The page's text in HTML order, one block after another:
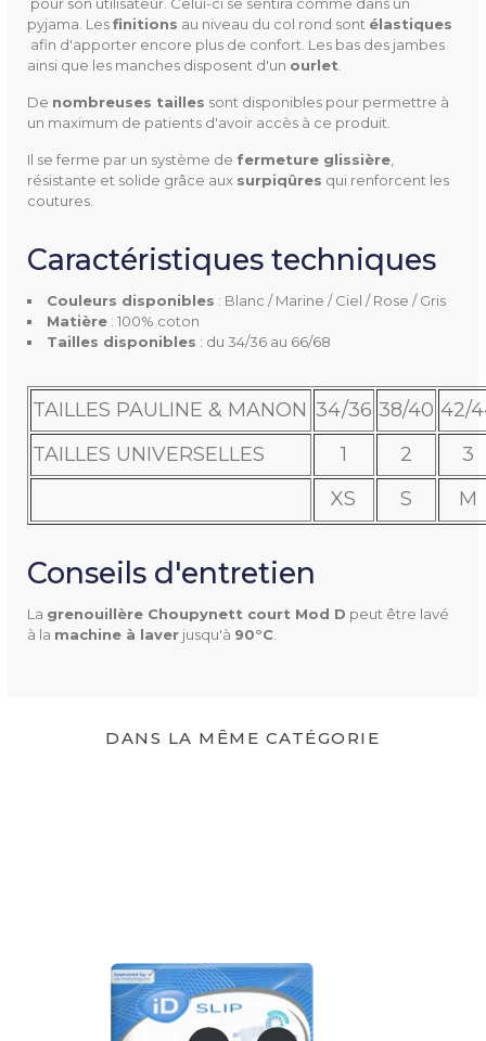
pyjama. Lesfinitions au niveau du col rond sont élastiques
afin d'apporter encore plus de confort. Les bas des jambes
ainsi que les manches disposent d'un ourlet
De nombreuses tailles sont disponibles pour permettre à
un maximum de patients d'avoir accès à ce produit.
Il se ferme par un système de fermeture glissière,
résistante et solide grâce aux surpiqûres qui renforcent les
coutures.
Caractéristiques techniques
Couleurs disponibles : Blanc / Marine / Ciel / Rose / Gris
Matière: 100% coton
Tailles disponibles : du 34/36 au 66/68
TAILLES PAULINE & MANON 34/36 38/40 42/
TAILLES UNIVERSELLES
1 2
3
XS
S M
Conseils d'entretien
La grenouillère Choupynett court Mod D peut être lavé
à la machine à laverjusqu'à 90°C.
Taille
34/36
42/44
50/52
62/64
Matière 100% coton
Type De Col Col rond
Type De Fermeture Glissière
Jersey 140 gr
Ciel
DANS LA MÊME CATÉGORIE